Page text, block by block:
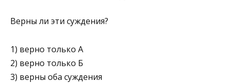
Верны ли эти суждения?
1) верно только А
2) верно только Б
3) верны оба суждения